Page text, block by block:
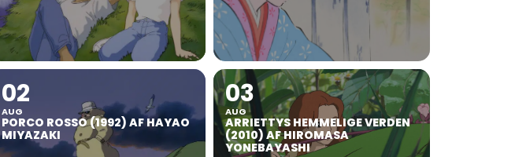
02
AUG
PORCO ROSSO (1992) AF HAYAO
MIYAZAKI
03
AUG
ARRIETTYS HEMMELIGE VERDEN
(2010) AF HIROMASA
YONEBAYASHI